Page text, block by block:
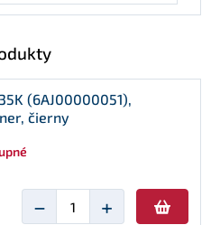
(6AJ00000051),
čierny
− +